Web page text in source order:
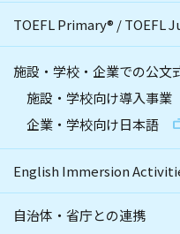
TOEFL Primary® /TOEFL
施設・学校・企業での公文
施設・学校向け導入事業
企業・学校向け日本語
English Immersion
自治体・省庁との連携